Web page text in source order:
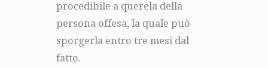
procedibile a querela della
persona offesa, la quale può
sporgerla entro tre mesi dal
fatto.